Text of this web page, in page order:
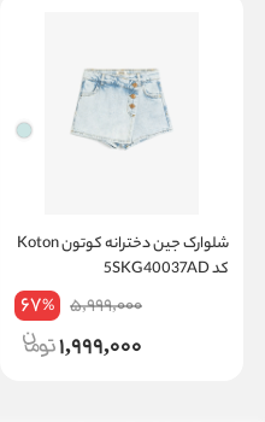
شلوارک جین دخترانه کوتون Koton
کد 5SKG40037AD
5,999,000
67%
1,999,000